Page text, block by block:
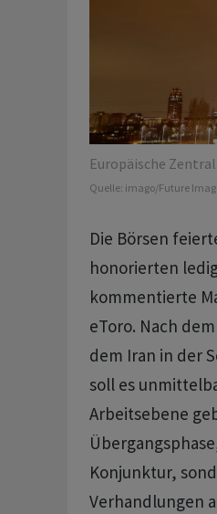
Europäische
Quelle: imago/Future
Die Börsen
honorierten
kommentierte
eToro. Nach
dem Iran in der
soll es
Arbeitsebene
Konjunktur,
Verhandlungen